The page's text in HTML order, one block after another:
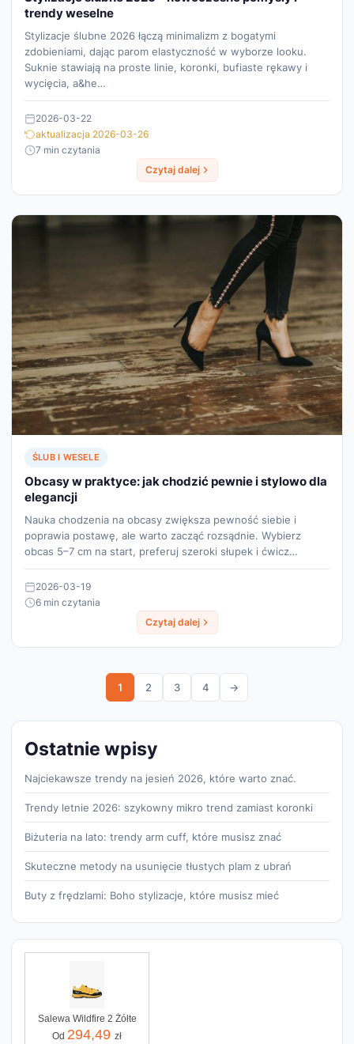
trendy weselne
Stylizacje ślubne 2026 łączą minimalizm z bogatymi
zdobieniami, dając parom elastyczność w wyborze looku.
Suknie stawiają na proste linie, koronki, bufiaste rękawy i
wycięcia, a&he…
2026-03-22
aktualizacja 2026-03-26
7 min czytania
Czytaj dalej
ŚLUB I WESELE
Obcasy w praktyce: jak chodzić pewnie i stylowo dla
elegancji
Nauka chodzenia na obcasy zwiększa pewność siebie i
poprawia postawę, ale warto zacząć rozsądnie. Wybierz
obcas 5–7 cm na start, preferuj szeroki słupek i ćwicz…
2026-03-19
6 min czytania
Czytaj dalej
1 2 3 4 →
Ostatnie wpisy
Najciekawsze trendy na jesień 2026, które warto znać.
Trendy letnie 2026: szykowny mikro trend zamiast koronki
Biżuteria na lato: trendy arm cuff, które musisz znać
Skuteczne metody na usunięcie tłustych plam z ubrań
Buty z frędzlami: Boho stylizacje, które musisz mieć
Salewa Wildfire 2 Żółte
Od 294,49 zł